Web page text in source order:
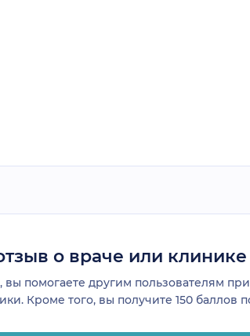
о враче или клинике
вы помогаете другим пользователям
Кроме того, вы получите 150 баллов